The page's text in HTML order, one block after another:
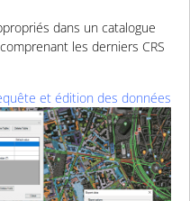
dans un catalogue
les derniers CRS
et édition des données